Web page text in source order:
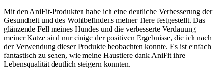
Mit​ den‍ AniFit-Produkten habe ich⁣ eine ‌deutliche Verbesserung der
Gesundheit und des Wohlbefindens meiner Tiere ‌festgestellt. Das
glänzende Fell meines Hundes und die verbesserte Verdauung
meiner Katze sind nur einige‍ der positiven ⁣Ergebnisse, die ich nach
der Verwendung ⁢dieser Produkte beobachten konnte. Es ist einfach
fantastisch zu sehen, wie meine Haustiere dank AniFit ihre
Lebensqualität ⁤deutlich steigern⁤ konnten.